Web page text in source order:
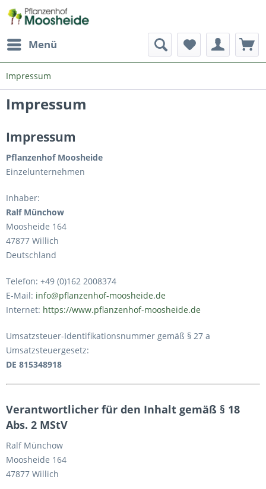
Menü
Impressum
Impressum
Impressum
Pflanzenhof Moosheide
Einzelunternehmen
Inhaber:
Ralf Münchow
Moosheide 164
47877 Willich
Deutschland
Telefon: +49 (0)162 2008374
E-Mail: info@pflanzenhof-moosheide.de
Internet: https://www.pflanzenhof-moosheide.de
Umsatzsteuer-Identifikationsnummer gemäß § 27 a
Umsatzsteuergesetz:
DE 815348918
Verantwortlicher für den Inhalt gemäß § 18
Abs. 2 MStV
Ralf Münchow
Moosheide 164
47877 Willich